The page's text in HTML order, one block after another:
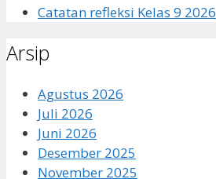
Catatan refleksi Kelas 9 2026
Arsip
Agustus 2026
Juli 2026
Juni 2026
Desember 2025
November 2025